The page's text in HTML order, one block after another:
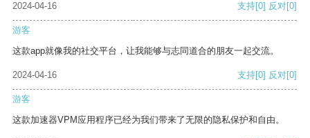
2024-04-16 支持[0] 反对[0]
游客
这款app就像我的社交平台，让我能够与志同道合的朋友一起交流。
2024-04-16 支持[0] 反对[0]
游客
这款加速器VPM应用程序已经为我们带来了无限的隐私保护和自由。